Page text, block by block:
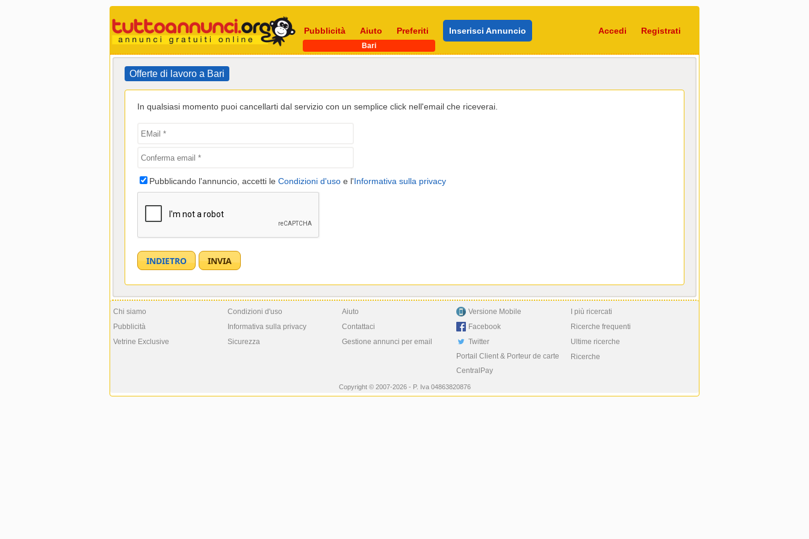
Pubblicità Aiuto Preferiti Inserisci Annuncio Accedi Registrati
Bari
Offerte di lavoro a Bari
In qualsiasi momento puoi cancellarti dal servizio con un semplice click nell'email che riceverai.
Pubblicando l'annuncio, accetti le Condizioni d'uso e l'Informativa sulla privacy
Chi siamo
Pubblicità
Vetrine Exclusive
Condizioni d'uso
Informativa sulla privacy
Sicurezza
Aiuto
Contattaci
Gestione annunci per email
Versione Mobile
Facebook
Twitter
Portail Client & Porteur de carte
CentralPay
I più ricercati
Ricerche frequenti
Ultime ricerche
Ricerche
Copyright © 2007-2026 - P. Iva 04863820876